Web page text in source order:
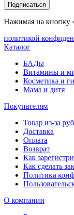
Подписаться
Нажимая на кнопку
политикой
Каталог
БАДы
Витамины и
Косметика и
Мама и дитя
Покупателям
Товар из-за
Доставка
Оплата
Возврат
Как
Как сделать
Политика
О компании